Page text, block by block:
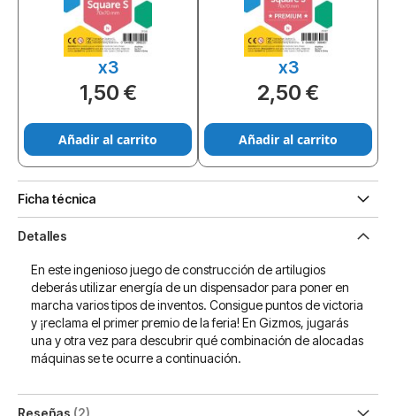
x3
1,50 €
Añadir al carrito
x3
2,50 €
Añadir al carrito
Ficha técnica
Detalles
En este ingenioso juego de construcción de artilugios
deberás utilizar energía de un dispensador para poner en
marcha varios tipos de inventos. Consigue puntos de victoria
y ¡reclama el primer premio de la feria! En Gizmos, jugarás
una y otra vez para descubrir qué combinación de alocadas
máquinas se te ocurre a continuación.
Reseñas 2